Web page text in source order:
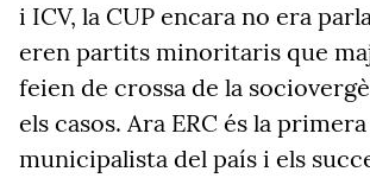
i ICV, la CUP encara no era
eren partits minoritaris que
feien de crossa de la
els casos. Ara ERC és la
municipalista del país i els